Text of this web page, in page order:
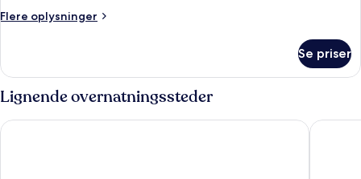
have
Flere oplysninger
Flere
-
til
(Deluxe)
Se priser
Lignende overnatningssteder
Hilton Tulum Riviera Maya All-Inclusive Resort Secrets